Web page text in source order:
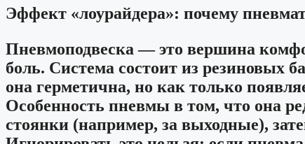
Эффект «лоурайдера»: почему
Пневмоподвеска — это вершина
боль. Система состоит из резиновых
она герметична, но как только
Особенность пневмы в том, что она
стоянки (например, за выходные),